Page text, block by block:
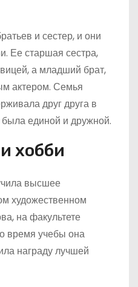
и сестер, и они
Ее старшая сестра,
а младший брат,
актером. Семья
друг друга в
единой и дружной.
хобби
высшее
художественном
на факультете
время учебы она
награду лучшей